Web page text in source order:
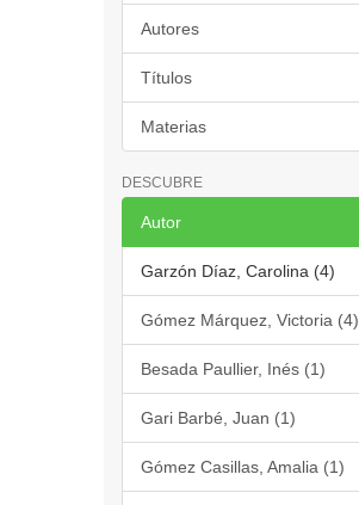
Autores
Títulos
Materias
DESCUBRE
Autor
Garzón Díaz, Carolina (4)
Gómez Márquez, Victoria (4)
Besada Paullier, Inés (1)
Gari Barbé, Juan (1)
Gómez Casillas, Amalia (1)